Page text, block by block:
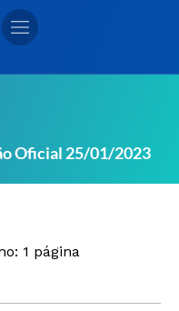
Oficial 25/01/2023
1 página